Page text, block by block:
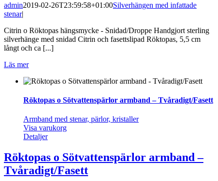
admin2019-02-26T23:59:58+01:00Silverhängen med infattade
stenar|
Citrin o Röktopas hängsmycke - Snidad/Droppe Handgjort sterling
silverhänge med snidad Citrin och fasettslipad Röktopas, 5,5 cm
långt och ca [...]
Läs mer
Röktopas o Sötvattenspärlor armband – Tvåradigt/Fasett
Armband med stenar, pärlor, kristaller
Visa varukorg
Detaljer
Röktopas o Sötvattenspärlor armband –
Tvåradigt/Fasett